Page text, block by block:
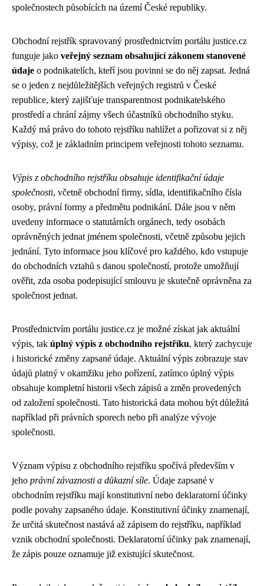
společnostech působících na území České republiky.
Obchodní rejstřík spravovaný prostřednictvím portálu justice.cz
funguje jako veřejný seznam obsahující zákonem stanovené
údaje o podnikatelích, kteří jsou povinni se do něj zapsat. Jedná
se o jeden z nejdůležitějších veřejných registrů v České
republice, který zajišťuje transparentnost podnikatelského
prostředí a chrání zájmy všech účastníků obchodního styku.
Každý má právo do tohoto rejstříku nahlížet a pořizovat si z něj
výpisy, což je základním principem veřejnosti tohoto seznamu.
Výpis z obchodního rejstříku obsahuje identifikační údaje
společnosti, včetně obchodní firmy, sídla, identifikačního čísla
osoby, právní formy a předmětu podnikání. Dále jsou v něm
uvedeny informace o statutárních orgánech, tedy osobách
oprávněných jednat jménem společnosti, včetně způsobu jejich
jednání. Tyto informace jsou klíčové pro každého, kdo vstupuje
do obchodních vztahů s danou společností, protože umožňují
ověřit, zda osoba podepisující smlouvu je skutečně oprávněna za
společnost jednat.
Prostřednictvím portálu justice.cz je možné získat jak aktuální
výpis, tak úplný výpis z obchodního rejstříku, který zachycuje
i historické změny zapsané údaje. Aktuální výpis zobrazuje stav
údajů platný v okamžiku jeho pořízení, zatímco úplný výpis
obsahuje kompletní historii všech zápisů a změn provedených
od založení společnosti. Tato historická data mohou být důležitá
například při právních sporech nebo při analýze vývoje
společnosti.
Význam výpisu z obchodního rejstříku spočívá především v
jeho právní závaznosti a důkazní síle. Údaje zapsané v
obchodním rejstříku mají konstitutivní nebo deklaratorní účinky
podle povahy zapsaného údaje. Konstitutivní účinky znamenají,
že určitá skutečnost nastává až zápisem do rejstříku, například
vznik obchodní společnosti. Deklaratorní účinky pak znamenají,
že zápis pouze oznamuje již existující skutečnost.